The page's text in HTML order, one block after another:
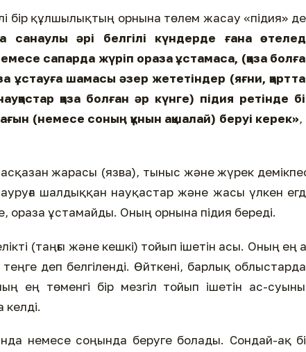
бір құлшылықтың орнына төлем жасау «підия»
санаулы әрі белгілі күндерде ғана
сапарда жүріп ораза ұстамаса, (қаза
ұстауға шамасы әзер жететіндер (яғни,
қаза болған әр күнге) підия ретінде
(немесе соның құнын ақшалай) беруі керек»,
асқазан жарасы (язва), тыныс және жүрек
ауруға шалдыққан науқастар және жасы үлкен
ораза ұстамайды. Оның орнына підия береді.
(таңғы және кешкі) тойып ішетін асы. Оның ең
деп белгіленді. Өйткені, барлық
ең төменгі бір мезгіл тойып ішетін ас-
немесе соңында беруге болады. Сондай-ақ